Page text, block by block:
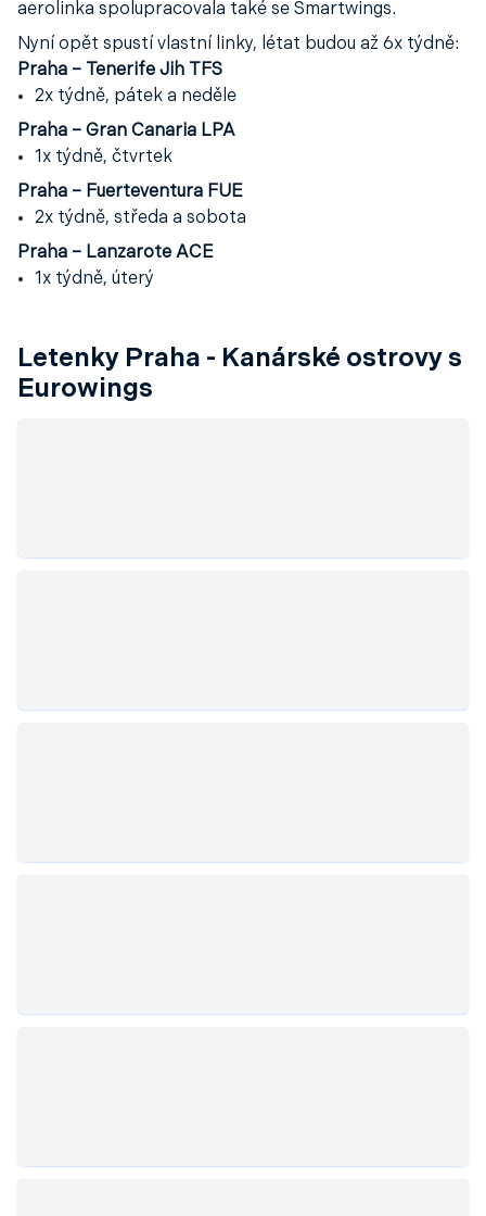
aerolinka spolupracovala také se Smartwings.
Nyní opět spustí vlastní linky, létat budou až 6x týdně:
Praha – Tenerife Jih TFS
2x týdně, pátek a neděle
Praha – Gran Canaria LPA
1x týdně, čtvrtek
Praha – Fuerteventura FUE
2x týdně, středa a sobota
Praha – Lanzarote ACE
1x týdně, úterý
Letenky Praha - Kanárské ostrovy s
Eurowings